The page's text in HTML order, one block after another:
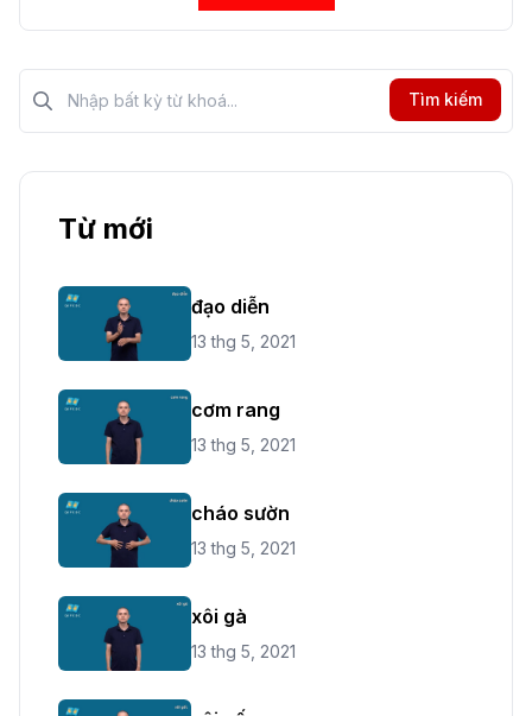
Tìm kiếm?>
Tìm kiếm
Từ mới
đạo diễn
13 thg 5, 2021
cơm rang
13 thg 5, 2021
cháo sườn
13 thg 5, 2021
xôi gà
13 thg 5, 2021